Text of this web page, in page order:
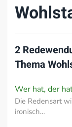
2
Thema
Wer hat, der
Die Redensart
ironisch…